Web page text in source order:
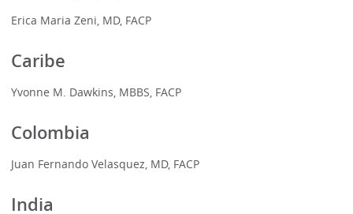
Erica Maria Zeni, MD, FACP
Caribe
Yvonne M. Dawkins, MBBS, FACP
Colombia
Juan Fernando Velasquez, MD, FACP
India